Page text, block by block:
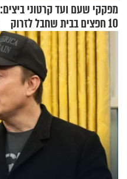
מפקקי שעם ועד קרטוני ביצים:
10 חפצים בבית שחבל לזרוק